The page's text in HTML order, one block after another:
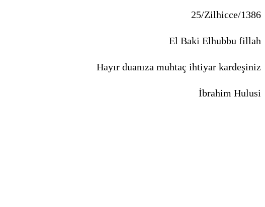
25/Zilhicce/1386
El Baki Elhubbu fillah
Hayır duanıza muhtaç ihtiyar kardeşiniz
İbrahim Hulusi